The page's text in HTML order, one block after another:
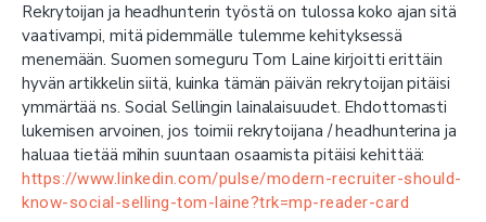
Rekrytoijan ja headhunterin työstä on tulossa koko ajan sitä
vaativampi, mitä pidemmälle tulemme kehityksessä
menemään. Suomen someguru Tom Laine kirjoitti erittäin
hyvän artikkelin siitä, kuinka tämän päivän rekrytoijan pitäisi
ymmärtää ns. Social Sellingin lainalaisuudet. Ehdottomasti
lukemisen arvoinen, jos toimii rekrytoijana / headhunterina ja
haluaa tietää mihin suuntaan osaamista pitäisi kehittää:
https://www.linkedin.com/pulse/modern-recruiter-should-
know-social-selling-tom-laine?trk=mp-reader-card